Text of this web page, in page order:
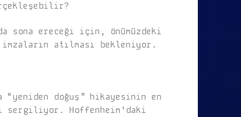
sona ereceği için, önümüzdeki
atılması bekleniyor.
“yeniden doğuş” hikayesinin en
Hoffenheim’daki